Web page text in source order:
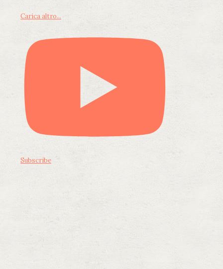
Carica altro...
Subscribe